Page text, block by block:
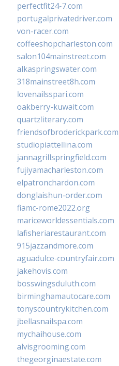
perfectfit24-7.com
portugalprivatedriver.com
von-racer.com
coffeeshopcharleston.com
salon104mainstreet.com
alkaspringswater.com
318mainstreet8h.com
lovenailsspari.com
oakberry-kuwait.com
quartzliterary.com
friendsofbroderickpark.com
studiopiattellina.com
jannagrillspringfield.com
fujiyamacharleston.com
elpatronchardon.com
donglaishun-order.com
fiamc-rome2022.org
mariceworldessentials.com
lafisheriarestaurant.com
915jazzandmore.com
aguadulce-countryfair.com
jakehovis.com
bosswingsduluth.com
birminghamautocare.com
tonyscountrykitchen.com
jbellasnailspa.com
mychaihouse.com
alvisgrooming.com
thegeorginaestate.com